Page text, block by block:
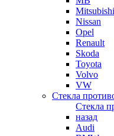
Mitsubishi
Nissan
Opel
Renault
Skoda
Toyota
Volvo
VW
Стекла
Стекла
назад
Audi